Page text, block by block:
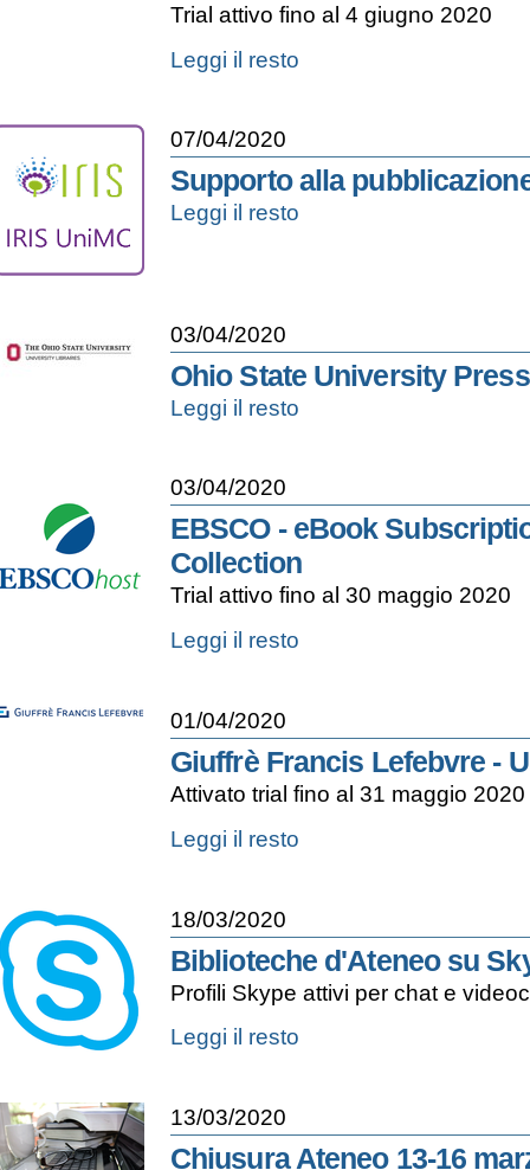
Trial attivo fino al 4 giugno 2020
RIVISTEWEB
-
Leggi il resto
07/04/2020
Supporto alla
Supporto
ricerca
-
IRIS
U-
Leggi il resto
03/04/2020
Ohio State University
Ohio
State
Publications
-
Leggi il resto
03/04/2020
EBSCO - eBook
Collection
Trial attivo fino al 30 maggio 2020
EBSCO
Harvard
Business
Review
Press
Leggi il resto
01/04/2020
Giuffrè Francis Lefebvre -
Attivato trial fino al 31 maggio 2020
Giuffrè
Francis
Uniti
l'Italia
-
Leggi il resto
18/03/2020
Biblioteche d'Ateneo su
Profili Skype attivi per chat e
Biblioteche
d'Ateneo
-
Leggi il resto
13/03/2020
Chiusura Ateneo 13-16